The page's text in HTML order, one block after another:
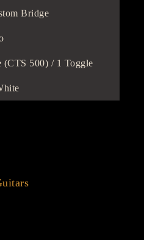
Bridge
(CTS 500) / 1 Toggle